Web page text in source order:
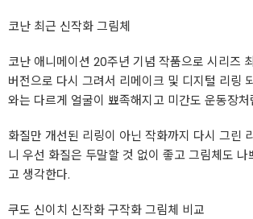
코난 최근 신작화 그림체
코난 애니메이션 20주년 기념 작품으로 시리즈
버전으로 다시 그려서 리메이크 및 디지털 리링
와는 다르게 얼굴이 뾰족해지고 미간도 운동장처
화질만 개선된 리링이 아닌 작화까지 다시 그린
니 우선 화질은 두말할 것 없이 좋고 그림체도
고 생각한다.
쿠도 신이치 신작화 구작화 그림체 비교